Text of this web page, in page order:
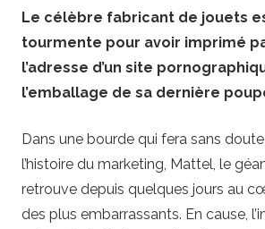
dirigeants
Le célèbre fabricant de jouets
tourmente pour avoir imprimé
l’adresse d’un site
l’emballage de sa dernière
Dans une bourde qui fera sans
l’histoire du marketing, Mattel, le
retrouve depuis quelques jours au
des plus embarrassants. En cause,